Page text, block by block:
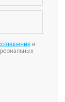
и